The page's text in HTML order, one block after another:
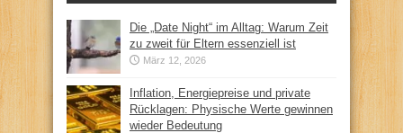
Die „Date Night“ im Alltag: Warum Zeit
zu zweit für Eltern essenziell ist
März 12, 2026
Inflation, Energiepreise und private
Rücklagen: Physische Werte gewinnen
wieder Bedeutung